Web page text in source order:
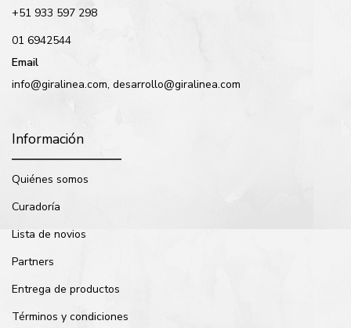
+51 933 597 298
01 6942544
Email
info@giralinea.com, desarrollo@giralinea.com
Información
Quiénes somos
Curadoría
Lista de novios
Partners
Entrega de productos
Términos y condiciones